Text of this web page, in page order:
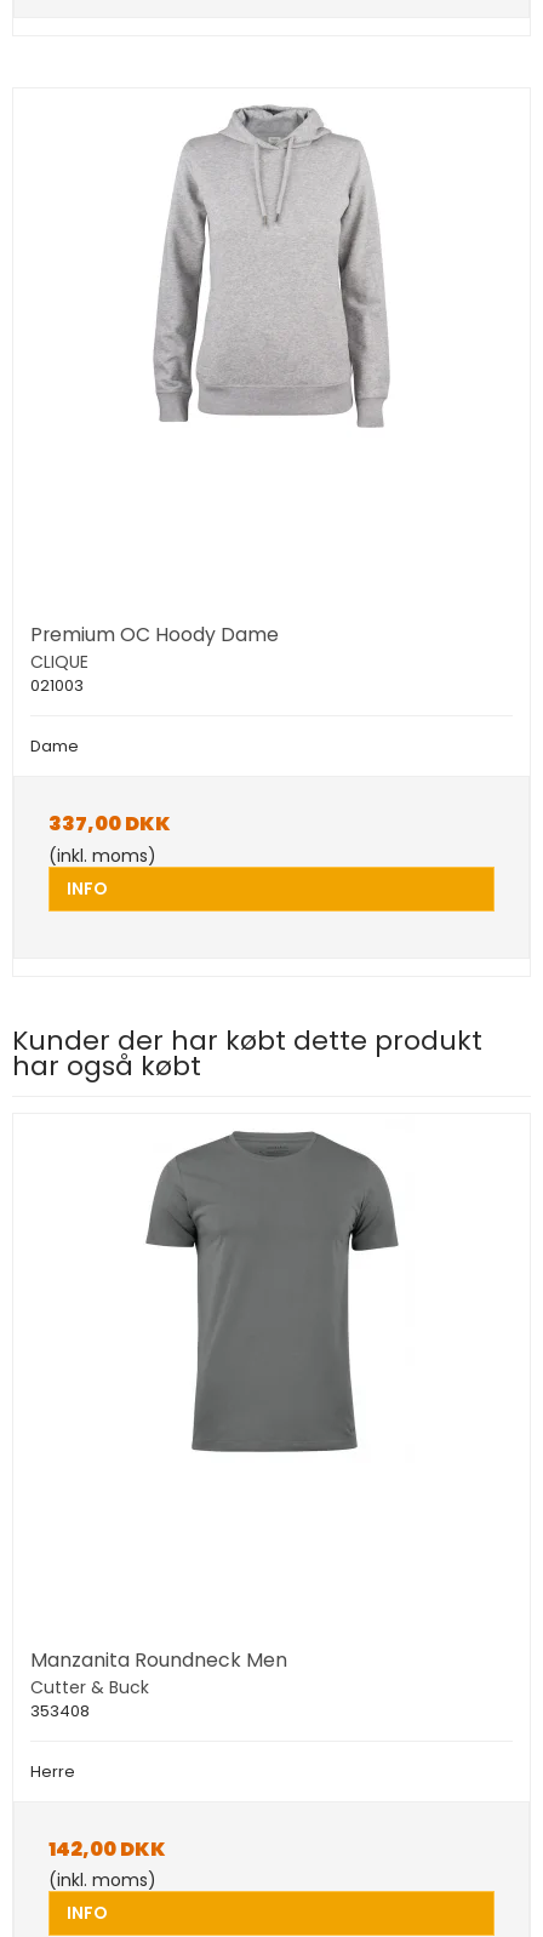
Premium OC Hoody Dame
CLIQUE
021003
Dame
337,00 DKK
(inkl. moms)
INFO
Kunder der har købt dette produkt
har også købt
Manzanita Roundneck Men
Cutter & Buck
353408
Herre
142,00 DKK
(inkl. moms)
INFO